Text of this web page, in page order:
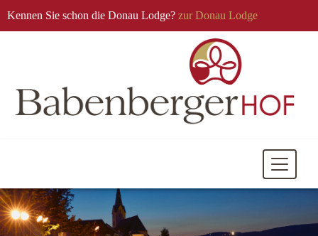
Kennen Sie schon die Donau Lodge? zur Donau Lodge
Mobile